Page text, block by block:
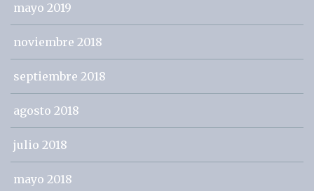
mayo 2019
noviembre 2018
septiembre 2018
agosto 2018
julio 2018
mayo 2018